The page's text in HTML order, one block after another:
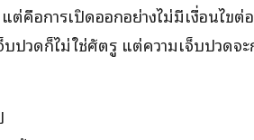
คือการเปิดออกอย่างไม่มีเงื่อนไขต่อ
วดก็ไม่ใช่ศัตรู แต่ความเจ็บปวดจะ